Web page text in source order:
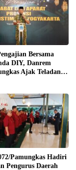
PEKERJA
Rp90 RIBU
Bersama
DIY, Danrem
Ajak Teladani
Pamungkas Hadiri
Pengurus Daerah